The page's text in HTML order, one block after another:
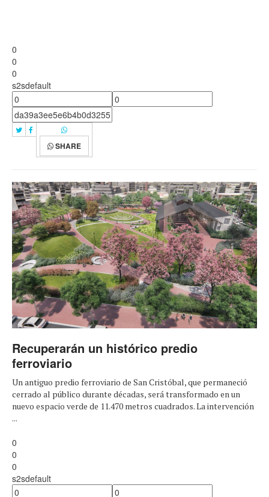
0
0
0
s2sdefault
SHARE
Recuperarán un histórico predio
ferroviario
Un antiguo predio ferroviario de San Cristóbal, que permaneció
cerrado al público durante décadas, será transformado en un
nuevo espacio verde de 11.470 metros cuadrados. La intervención
...
0
0
0
s2sdefault